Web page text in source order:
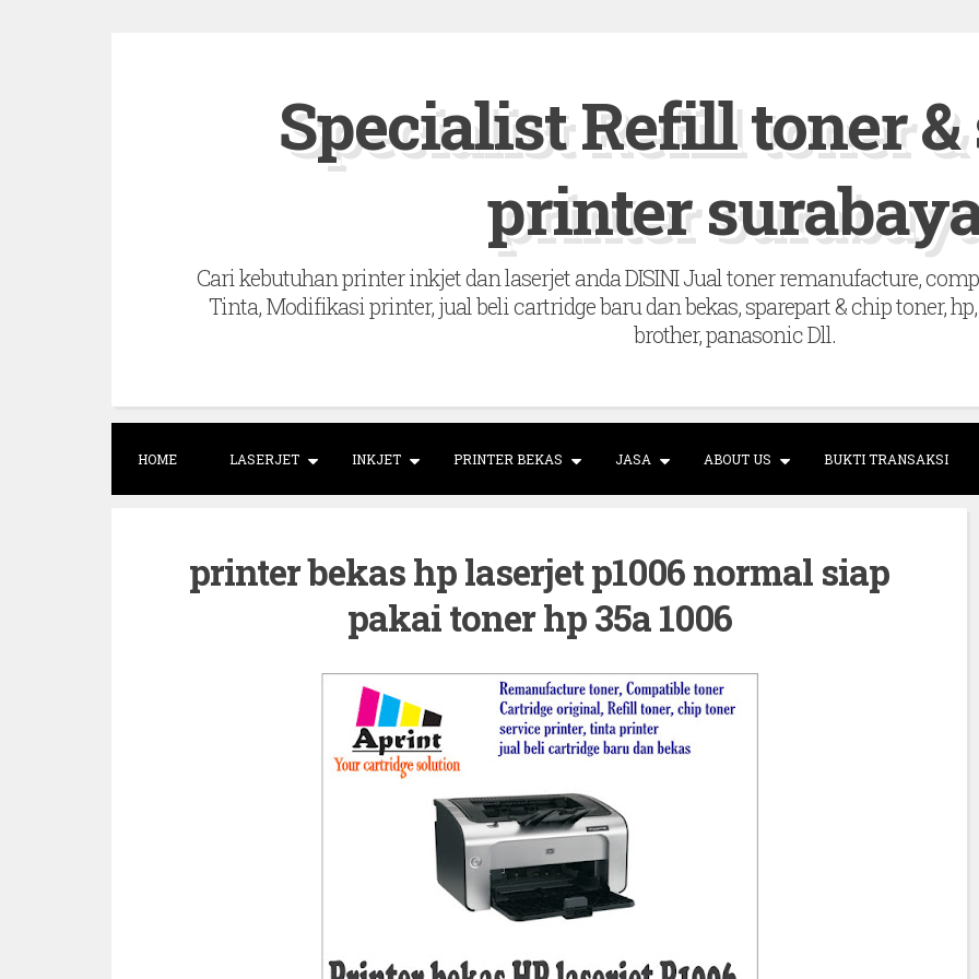
n
Specialist Refill toner
printer
Cari kebutuhan printer inkjet dan laserjet anda DISINI Jual toner remanufacture,
Tinta, Modifikasi printer, jual beli cartridge baru dan bekas, sparepart & chip toner,
brother, panasonic Dll.
HOME LASERJET INKJET PRINTER BEKAS JASA ABOUT US BUKTI TRANSAKSI
printer bekas hp laserjet p1006 normal siap
pakai toner hp 35a 1006